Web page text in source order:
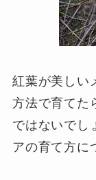
紅葉が美しい
方法で育てた
ではないでし
アの育て方に